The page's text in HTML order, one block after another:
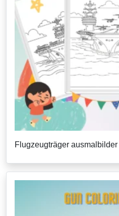
Flugzeugträger ausmalbilder